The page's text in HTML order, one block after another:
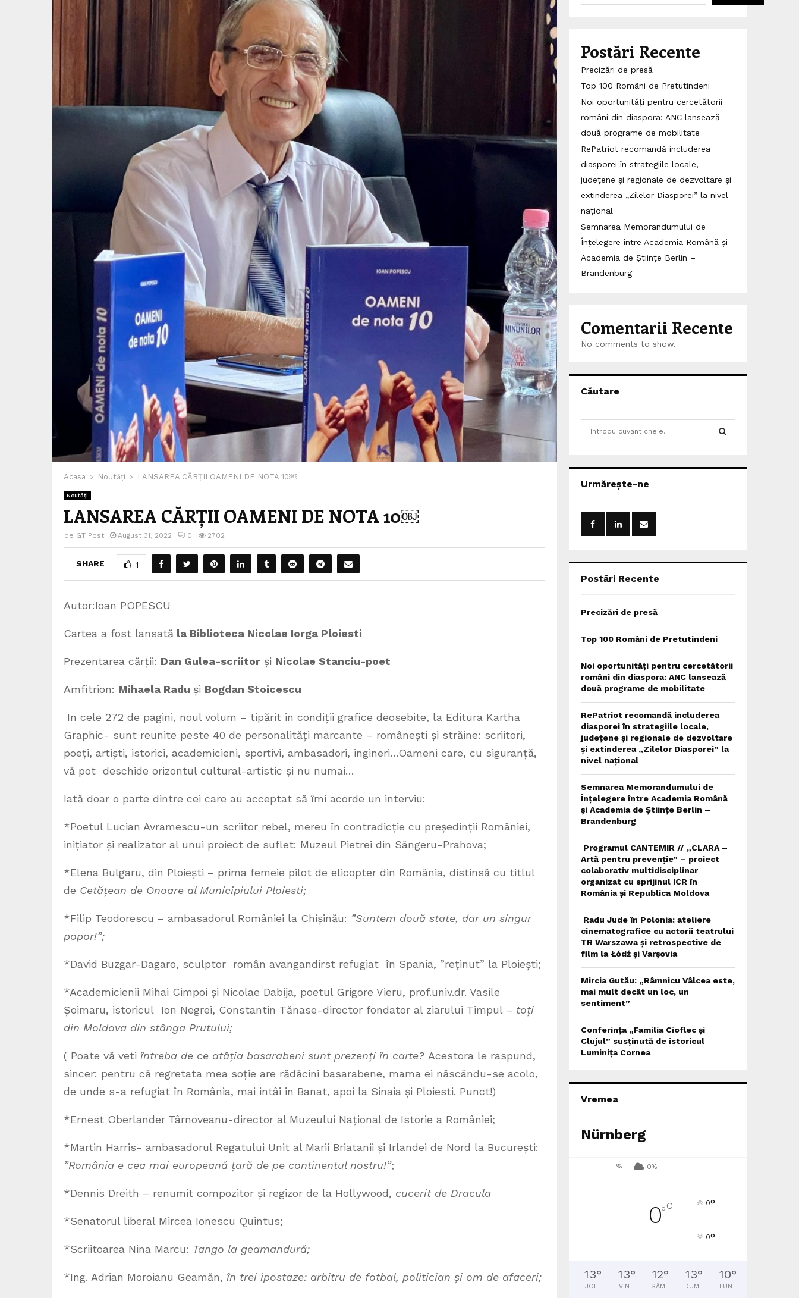
Acasa Noutăți LANSAREA CĂRȚII OAMENI DE NOTA 10￼
Noutăți
LANSAREA CĂRȚII OAMENI DE NOTA 10￼
de GT Post August 31, 2022 0 2702
SHARE 1
Autor:Ioan POPESCU
Cartea a fost lansată la Biblioteca Nicolae Iorga Ploiesti
Prezentarea cărții: Dan Gulea-scriitor și Nicolae Stanciu-poet
Amfitrion: Mihaela Radu și Bogdan Stoicescu
In cele 272 de pagini, noul volum – tipărit in condiții grafice deosebite, la Editura Kartha
Graphic- sunt reunite peste 40 de personalități marcante – românești și străine: scriitori,
poeți, artiști, istorici, academicieni, sportivi, ambasadori, ingineri…Oameni care, cu siguranță,
vă pot deschide orizontul cultural-artistic și nu numai…
Iată doar o parte dintre cei care au acceptat să îmi acorde un interviu:
*Poetul Lucian Avramescu-un scriitor rebel, mereu în contradicție cu președinții României,
inițiator și realizator al unui proiect de suflet: Muzeul Pietrei din Sângeru-Prahova;
*Elena Bulgaru, din Ploiești – prima femeie pilot de elicopter din România, distinsă cu titlul
de Cetățean de Onoare al Municipiului Ploiesti;
*Filip Teodorescu – ambasadorul României la Chișinău: ”Suntem două state, dar un singur
popor!”;
*David Buzgar-Dagaro, sculptor român avangandirst refugiat în Spania, ”reținut” la Ploiești;
*Academicienii Mihai Cimpoi și Nicolae Dabija, poetul Grigore Vieru, prof.univ.dr. Vasile
Șoimaru, istoricul Ion Negrei, Constantin Tănase-director fondator al ziarului Timpul – toți
din Moldova din stânga Prutului;
( Poate vă veti întreba de ce atâția basarabeni sunt prezenți în carte? Acestora le raspund,
sincer: pentru că regretata mea soție are rădăcini basarabene, mama ei născându-se acolo,
de unde s-a refugiat în România, mai intâi in Banat, apoi la Sinaia și Ploiesti. Punct!)
*Ernest Oberlander Târnoveanu-director al Muzeului Național de Istorie a României;
*Martin Harris- ambasadorul Regatului Unit al Marii Briatanii și Irlandei de Nord la București:
”România e cea mai europeană țară de pe continentul nostru!”;
*Dennis Dreith – renumit compozitor și regizor de la Hollywood, cucerit de Dracula
*Senatorul liberal Mircea Ionescu Quintus;
*Scriitoarea Nina Marcu: Tango la geamandură;
*Ing. Adrian Moroianu Geamăn, în trei ipostaze: arbitru de fotbal, politician și om de afaceri;
Postări Recente
Precizări de presă
Top 100 Români de Pretutindeni
Noi oportunități pentru cercetătorii
români din diaspora: ANC lansează
două programe de mobilitate
RePatriot recomandă includerea
diasporei în strategiile locale,
județene și regionale de dezvoltare și
extinderea „Zilelor Diasporei” la nivel
național
Semnarea Memorandumului de
Înțelegere între Academia Română și
Academia de Științe Berlin –
Brandenburg
Comentarii Recente
No comments to show.
Căutare
h
o
:
Urmărește-ne
Postări Recente
Precizări de presă
Top 100 Români de Pretutindeni
Noi oportunități pentru cercetătorii
români din diaspora: ANC lansează
două programe de mobilitate
RePatriot recomandă includerea
diasporei în strategiile locale,
județene și regionale de dezvoltare
și extinderea „Zilelor Diasporei” la
nivel național
Semnarea Memorandumului de
Înțelegere între Academia Română
și Academia de Științe Berlin –
Brandenburg
Programul CANTEMIR // „CLARA –
Artă pentru prevenție” – proiect
colaborativ multidisciplinar
organizat cu sprijinul ICR în
România și Republica Moldova
Radu Jude în Polonia: ateliere
cinematografice cu actorii teatrului
TR Warszawa și retrospective de
film la Łódź și Varșovia
Mircia Gutău: „Râmnicu Vâlcea este,
mai mult decât un loc, un
sentiment”
Conferința „Familia Cioflec și
Clujul” susținută de istoricul
Luminița Cornea
Vremea
Nürnberg
% 0%
0°C 0°
0°
13°
JOI
13°
VIN
12°
SÂM
13°
DUM
10°
LUN